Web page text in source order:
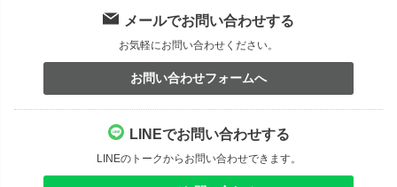
メールでお問い合わせする
お気軽にお問い合わせください。
お問い合わせフォームへ
LINEでお問い合わせする
LINEのトークからお問い合わせできます。